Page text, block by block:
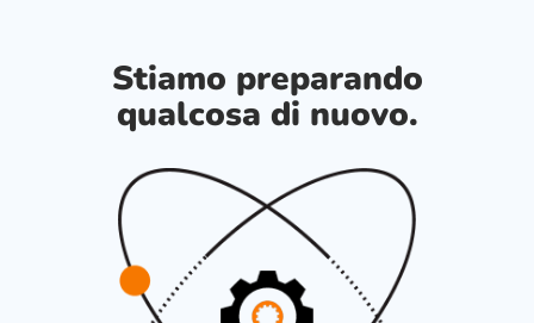
Stiamo preparando
qualcosa di nuovo.